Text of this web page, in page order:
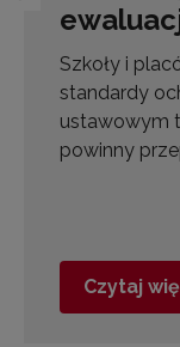
Szkoły i
standardy
ustawowym
powinny
Czytaj